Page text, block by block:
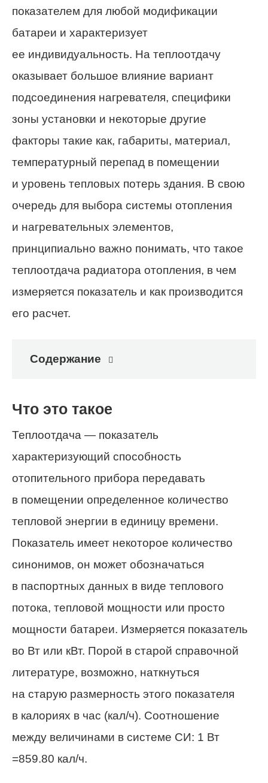
показателем для любой модификации
батареи и характеризует
ее индивидуальность. На теплоотдачу
оказывает большое влияние вариант
подсоединения нагревателя, специфики
зоны установки и некоторые другие
факторы такие как, габариты, материал,
температурный перепад в помещении
и уровень тепловых потерь здания. В свою
очередь для выбора системы отопления
и нагревательных элементов,
принципиально важно понимать, что такое
теплоотдача радиатора отопления, в чем
измеряется показатель и как производится
его расчет.
Содержание
Что это такое
Теплоотдача — показатель
характеризующий способность
отопительного прибора передавать
в помещении определенное количество
тепловой энергии в единицу времени.
Показатель имеет некоторое количество
синонимов, он может обозначаться
в паспортных данных в виде теплового
потока, тепловой мощности или просто
мощности батареи. Измеряется показатель
во Вт или кВт. Порой в старой справочной
литературе, возможно, наткнуться
на старую размерность этого показателя
в калориях в час (кал/ч). Соотношение
между величинами в системе СИ: 1 Вт
=859.80 кал/ч.